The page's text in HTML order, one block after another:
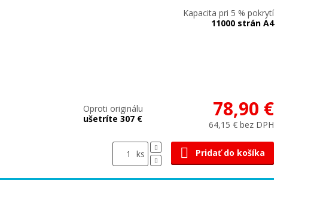
Kapacita pri 5 % pokrytí
11000 strán A4
Oproti originálu
ušetríte 307 €
78,90 €
64,15 € bez DPH
ks Pridať do košíka